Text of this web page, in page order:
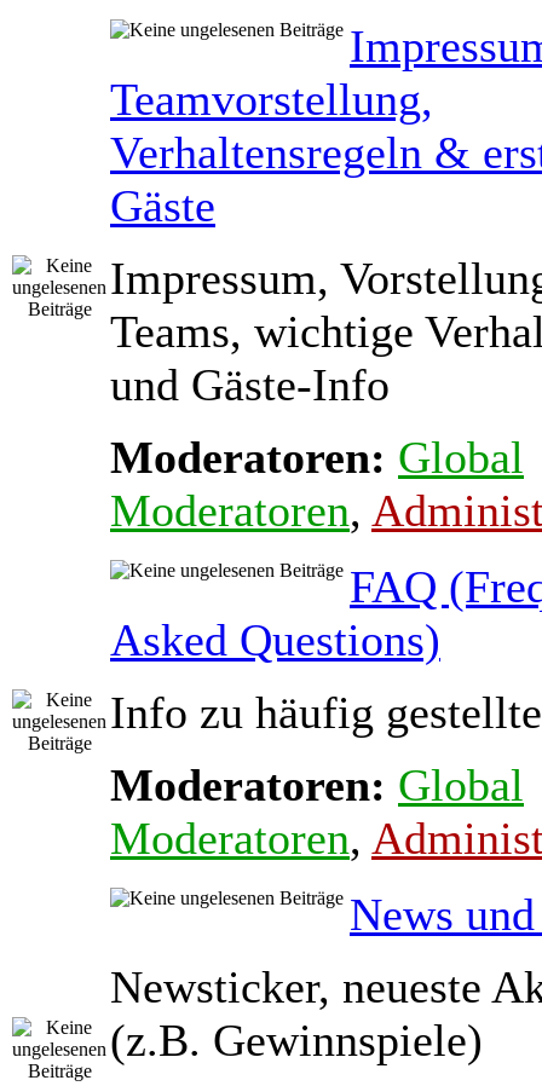
Teamvorstellung,
Verhaltensregeln &
Gäste
Impressum,
Teams, wichtige
und Gäste-Info
Moderatoren: Global
Moderatoren,
FAQ
Asked Questions)
Info zu häufig
Moderatoren: Global
Moderatoren,
News
Newsticker, neueste
(z.B. Gewinnspiele)